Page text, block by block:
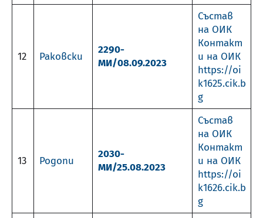
12 Раковски
2290-
МИ/08.09.2023
Състав
на ОИК
Контакт
и на ОИК
https://oi
k1625.cik.b
g
13 Родопи
2030-
МИ/25.08.2023
Състав
на ОИК
Контакт
и на ОИК
https://oi
k1626.cik.b
g